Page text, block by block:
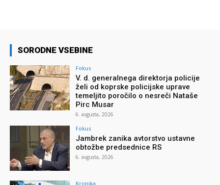
SORODNE VSEBINE
Fokus
V. d. generalnega direktorja policije
želi od koprske policijske uprave
temeljito poročilo o nesreči Nataše
Pirc Musar
6. avgusta, 2026
Fokus
Jambrek zanika avtorstvo ustavne
obtožbe predsednice RS
6. avgusta, 2026
Kronika